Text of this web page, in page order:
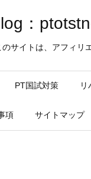
：
サイトは、アフィリ
PT国試対策
項 サイトマップ